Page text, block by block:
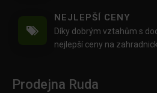
NEJLEPŠÍ CENY
Díky dobrým vztahům s
nejlepší ceny na
Prodejna Ruda